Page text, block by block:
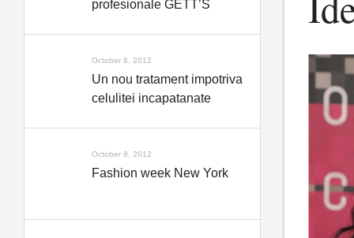
profesionale GETT’S
October 8, 2012
Un nou tratament impotriva
celulitei incapatanate
October 8, 2012
Fashion week New York